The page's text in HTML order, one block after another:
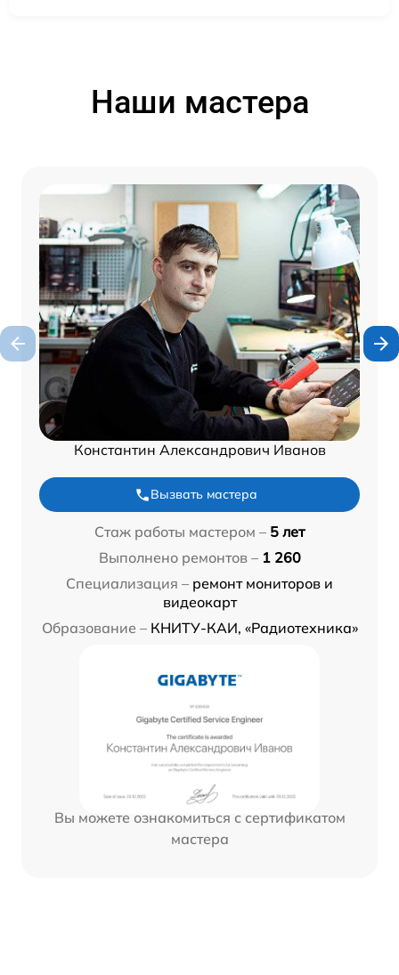
Наши мастера
Константин Александрович Иванов
Вызвать мастера
Стаж работы мастером – 5 лет
Выполнено ремонтов – 1 260
Специализация – ремонт мониторов и
видеокарт
Образование – КНИТУ-КАИ, «Радиотехника»
Вы можете ознакомиться с сертификатом
мастера